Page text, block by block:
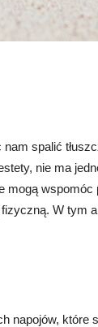
spalić
nie ma
mogą
W tym
napojów, które